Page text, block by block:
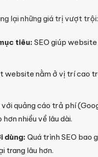
lại những giá trị vượt trội:
tiêu: SEO giúp
website nằm ở vị trí cao
với quảng cáo trả phí
nhiều về lâu dài.
dùng: Quá trình SEO bao
trang lâu hơn.